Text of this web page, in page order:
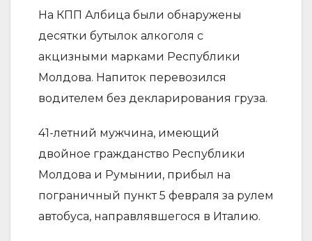
На КПП Албица были обнаружены
десятки бутылок алкоголя с
акцизными марками Республики
Молдова. Напиток перевозился
водителем без декларирования груза.
41-летний мужчина, имеющий
двойное гражданство Республики
Молдова и Румынии, прибыл на
пограничный пункт 5 февраля за рулем
автобуса, направлявшегося в Италию.